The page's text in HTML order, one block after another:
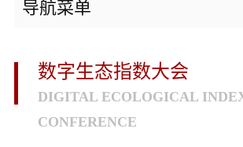
导航菜单
数字生态指数大会
DIGITAL ECOLOGICAL
CONFERENCE